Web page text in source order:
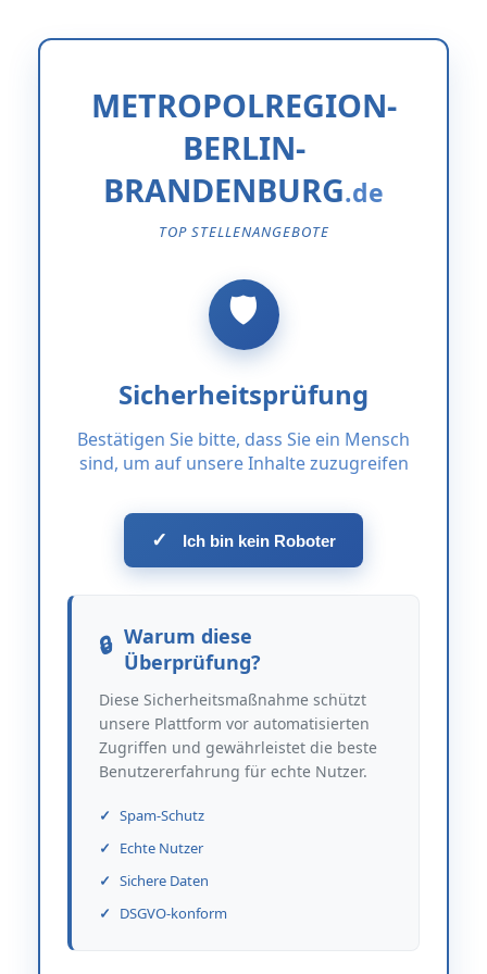
METROPOLREGION-
BERLIN-
BRANDENBURG
TOP STELLENANGEBOTE
Sicherheitsprüfung
Bestätigen Sie bitte, dass Sie ein Mensch
sind, um auf unsere Inhalte zuzugreifen
✓ Ich bin kein Roboter
Warum diese
Überprüfung?
Diese Sicherheitsmaßnahme schützt
unsere Plattform vor automatisierten
Zugriffen und gewährleistet die beste
Benutzererfahrung für echte Nutzer.
Spam-Schutz
Echte Nutzer
Sichere Daten
DSGVO-konform